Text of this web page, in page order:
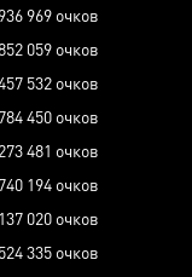
969 очков
059 очков
532 очков
450 очков
481 очков
194 очков
020 очков
335 очков